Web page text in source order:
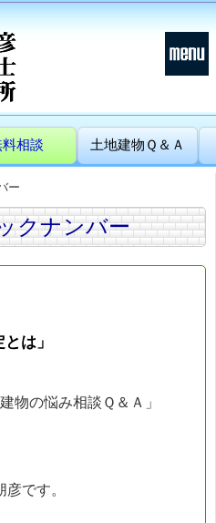
相談 土地建物Ｑ＆Ａ
ー
クナンバー
は」
物の悩み相談Ｑ＆Ａ」
です。